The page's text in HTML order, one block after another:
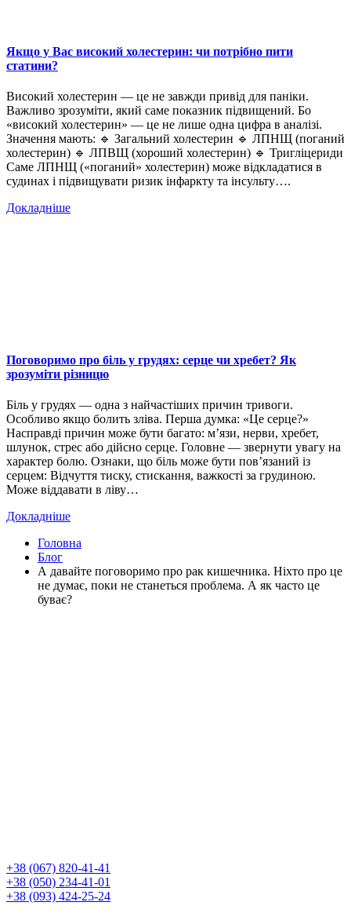
Якщо у Вас високий холестерин: чи потрібно пити
статини?
Високий холестерин — це не завжди привід для паніки.
Важливо зрозуміти, який саме показник підвищений. Бо
«високий холестерин» — це не лише одна цифра в аналізі.
Значення мають: 🔹 Загальний холестерин 🔹 ЛПНЩ (поганий
холестерин) 🔹 ЛПВЩ (хороший холестерин) 🔹 Тригліцериди
Саме ЛПНЩ («поганий» холестерин) може відкладатися в
судинах і підвищувати ризик інфаркту та інсульту….
Докладніше
Поговоримо про біль у грудях: серце чи хребет? Як
зрозуміти різницю
Біль у грудях — одна з найчастіших причин тривоги.
Особливо якщо болить зліва. Перша думка: «Це серце?»
Насправді причин може бути багато: м’язи, нерви, хребет,
шлунок, стрес або дійсно серце. Головне — звернути увагу на
характер болю. Ознаки, що біль може бути пов’язаний із
серцем: Відчуття тиску, стискання, важкості за грудиною.
Може віддавати в ліву…
Докладніше
Головна
Блог
А давайте поговоримо про рак кишечника. Ніхто про це
не думає, поки не станеться проблема. А як часто це
буває?
+38 (067) 820-41-41
+38 (050) 234-41-01
+38 (093) 424-25-24